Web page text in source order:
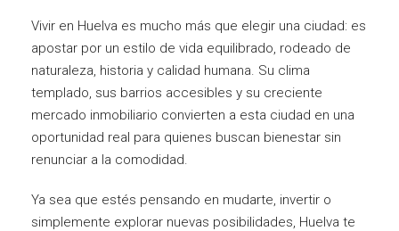
Vivir en Huelva es mucho más que elegir una ciudad: es
apostar por un estilo de vida equilibrado, rodeado de
naturaleza, historia y calidad humana. Su clima
templado, sus barrios accesibles y su creciente
mercado inmobiliario convierten a esta ciudad en una
oportunidad real para quienes buscan bienestar sin
renunciar a la comodidad.
Ya sea que estés pensando en mudarte, invertir o
simplemente explorar nuevas posibilidades, Huelva te